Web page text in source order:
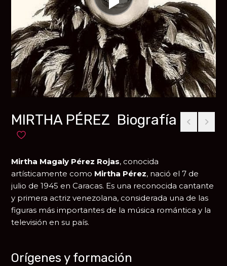
MIRTHA PÉREZ Biografía
Añadir a favoritos
Mirtha Magaly Pérez Rojas, conocida
artísticamente como Mirtha Pérez, nació el 7 de
julio de 1945 enCaracas. Es una reconocida cantante
y primera actriz venezolana, considerada una de las
figuras más importantes de la música romántica y la
televisión en su país.
Orígenes y formación